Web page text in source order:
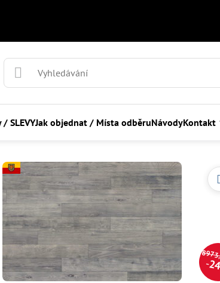
SLEVYJak objednat / Místa odběruNávodyKontakt